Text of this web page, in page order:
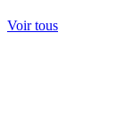
Voir tous